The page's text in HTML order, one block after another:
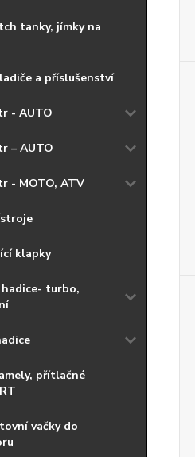
tanky, jímky na
a příslušenství
- AUTO
– AUTO
- MOTO, ATV
klapky
turbo,
přítlačné
vačky do